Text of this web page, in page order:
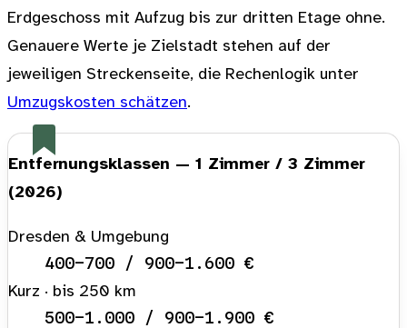
Erdgeschoss mit Aufzug bis zur dritten Etage ohne.
Genauere Werte je Zielstadt stehen auf der
jeweiligen Streckenseite, die Rechenlogik unter
Umzugskosten schätzen.
Entfernungsklassen — 1 Zimmer / 3 Zimmer
(2026)
Dresden & Umgebung
400–700 / 900–1.600 €
Kurz · bis 250 km
500–1.000 / 900–1.900 €